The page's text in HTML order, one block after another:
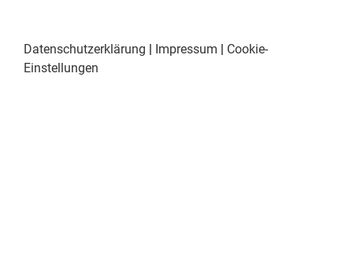
Datenschutzerklärung | Impressum | Cookie-
Einstellungen